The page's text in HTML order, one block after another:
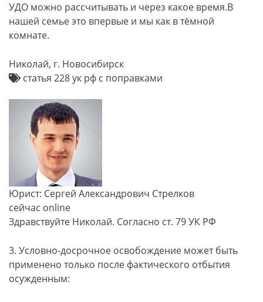
УДО можно рассчитывать и через какое время.В
нашей семье это впервые и мы как в тёмной
комнате.
Николай, г. Новосибирск
статья 228 ук рф с поправками
Юрист: Сергей Александрович Стрелков
сейчас online
Здравствуйте Николай. Согласно ст. 79 УК РФ
3. Условно-досрочное освобождение может быть
применено только после фактического отбытия
осужденным: